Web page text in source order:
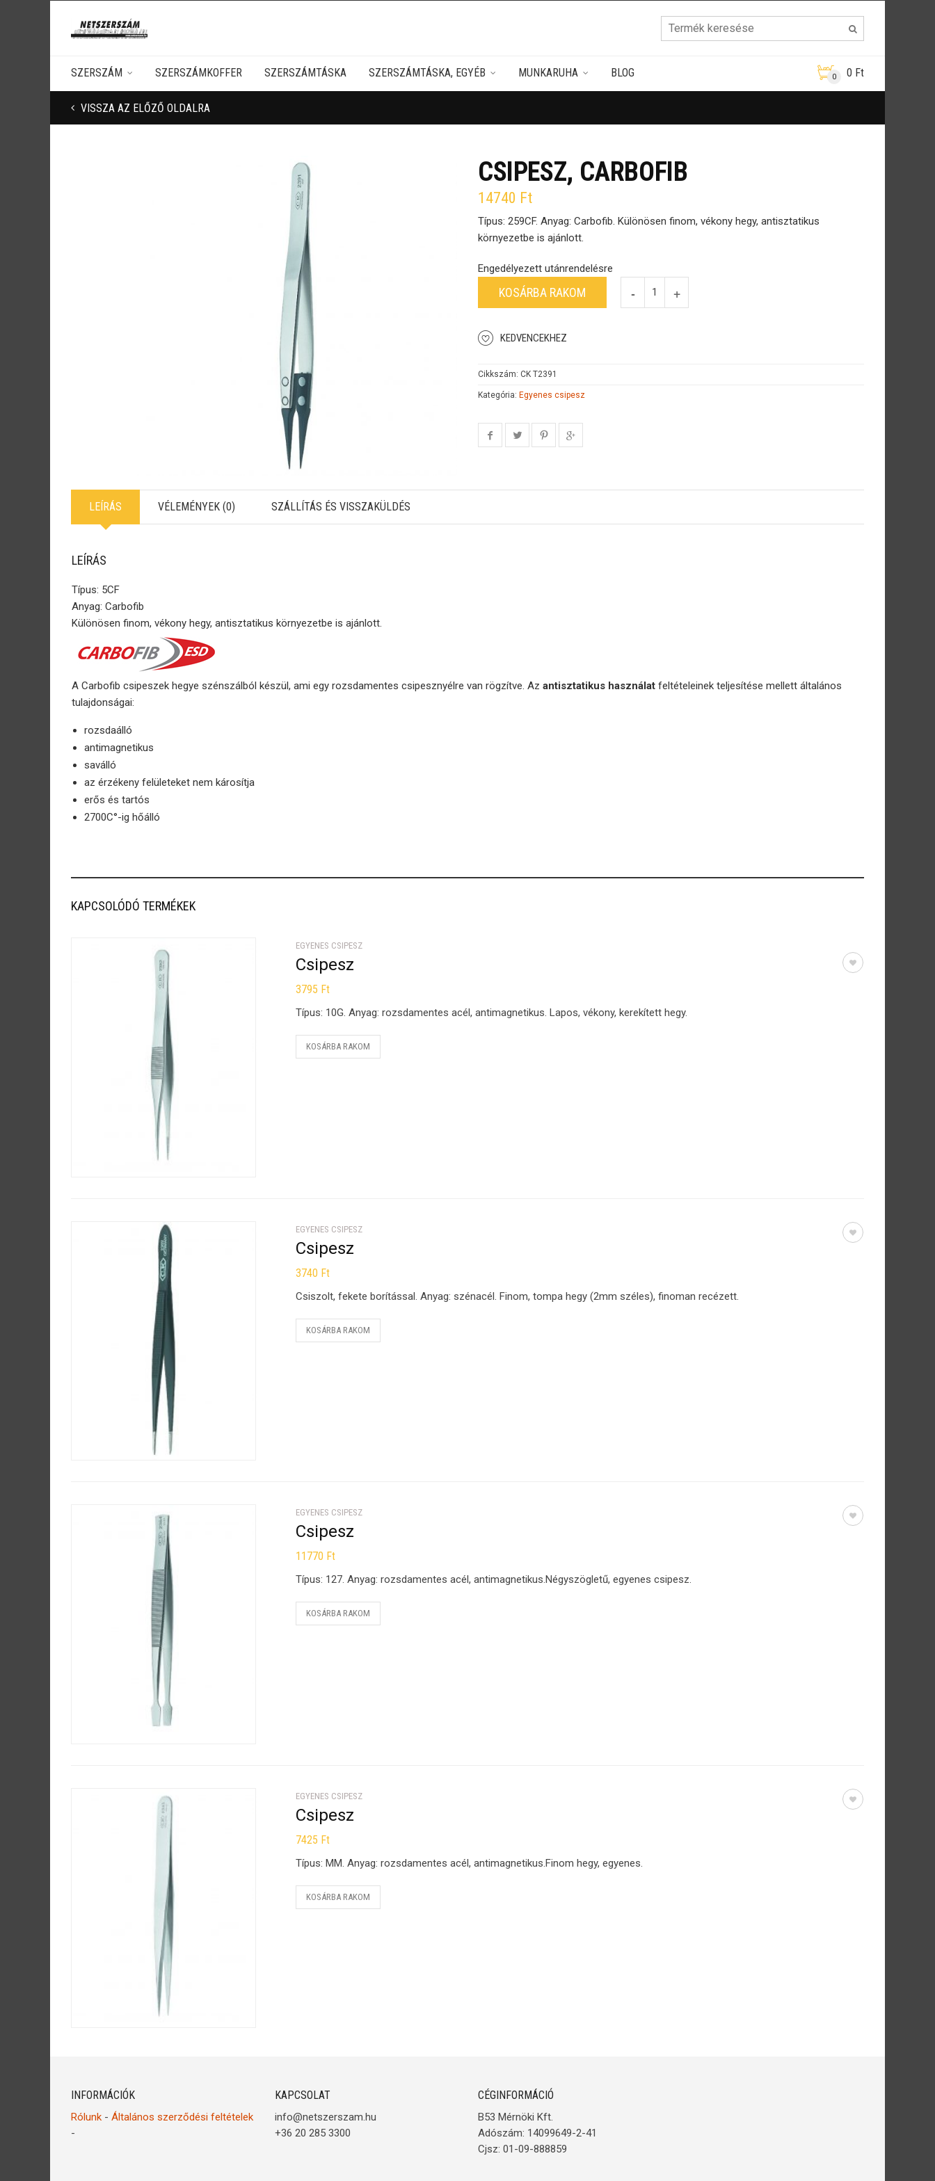
SZERSZÁM SZERSZÁMKOFFER SZERSZÁMTÁSKA SZERSZÁMTÁSKA, EGYÉB MUNKARUHA BLOG 0 0 Ft
VISSZA AZ ELŐZŐ OLDALRA
CSIPESZ, CARBOFIB
14740 Ft
Típus: 259CF. Anyag: Carbofib. Különösen finom, vékony hegy, antisztatikus
környezetbe is ajánlott.
Engedélyezett utánrendelésre
KOSÁRBA RAKOM
KEDVENCEKHEZ
Cikkszám: CK T2391
Kategória: Egyenes csipesz
LEÍRÁS VÉLEMÉNYEK (0) SZÁLLÍTÁS ÉS VISSZAKÜLDÉS
LEÍRÁS
Típus: 5CF
Anyag: Carbofib
Különösen finom, vékony hegy, antisztatikus környezetbe is ajánlott.
A Carbofib csipeszek hegye szénszálból készül, ami egy rozsdamentes csipesznyélre van rögzítve. Az antisztatikus használat feltételeinek teljesítése mellett általános
tulajdonságai:
rozsdaálló
antimagnetikus
saválló
az érzékeny felületeket nem károsítja
erős és tartós
2700C°-ig hőálló
KAPCSOLÓDÓ TERMÉKEK
EGYENES CSIPESZ
Csipesz
3795 Ft
Típus: 10G. Anyag: rozsdamentes acél, antimagnetikus. Lapos, vékony, kerekített hegy.
KOSÁRBA RAKOM
EGYENES CSIPESZ
Csipesz
3740 Ft
Csiszolt, fekete borítással. Anyag: szénacél. Finom, tompa hegy (2mm széles), finoman recézett.
KOSÁRBA RAKOM
EGYENES CSIPESZ
Csipesz
11770 Ft
Típus: 127. Anyag: rozsdamentes acél, antimagnetikus.Négyszögletű, egyenes csipesz.
KOSÁRBA RAKOM
EGYENES CSIPESZ
Csipesz
7425 Ft
Típus: MM. Anyag: rozsdamentes acél, antimagnetikus.Finom hegy, egyenes.
KOSÁRBA RAKOM
INFORMÁCIÓK
Rólunk - Általános szerződési feltételek
-
KAPCSOLAT
info@netszerszam.hu
+36 20 285 3300
CÉGINFORMÁCIÓ
B53 Mérnöki Kft.
Adószám: 14099649-2-41
Cjsz: 01-09-888859